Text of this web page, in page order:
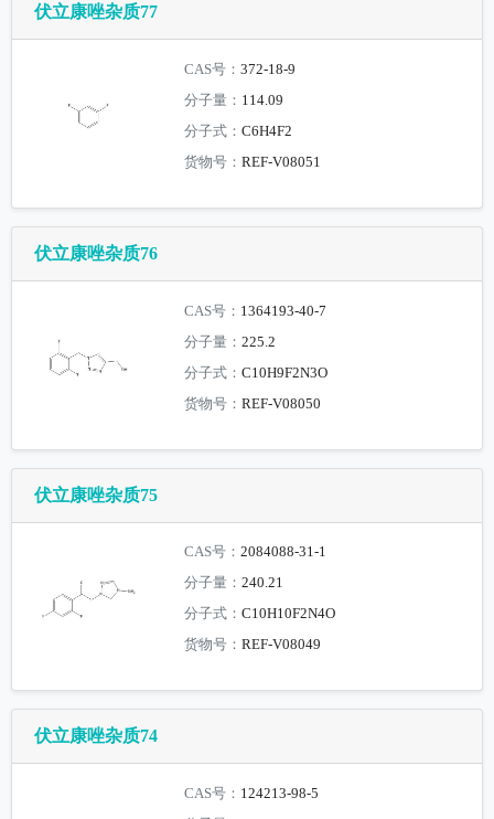
伏立康唑杂质77
CAS号：372-18-9
分子量： 114.09
分子式：C6H4F2
货物号：REF-V08051
伏立康唑杂质76
CAS号： 1364193-40-7
分子量：225.2
分子式：C10H9F2N3O
货物号：REF-V08050
伏立康唑杂质75
CAS号：2084088-31-1
分子量：240.21
分子式：C10H10F2N4O
货物号：REF-V08049
伏立康唑杂质74
CAS号： 124213-98-5